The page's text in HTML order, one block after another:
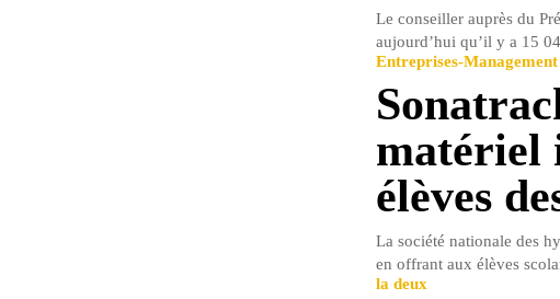
Le conseiller auprès du
aujourd’hui qu’il y a 15
Entreprises-Management
matériel
élèves
La société nationale des
en offrant aux élèves
la deux